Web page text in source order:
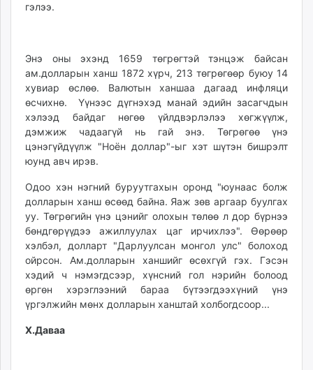
гэлээ.
Энэ оны эхэнд 1659 төгрөгтэй тэнцэж байсан
ам.долларын ханш 1872 хүрч, 213 төгрөгөөр буюу 14
хувиар өслөө. Валютын ханшаа дагаад инфляци
өсчихнө. Үүнээс дүгнэхэд манай эдийн засагчдын
хэлээд байдаг нөгөө үйлдвэрлэлээ хөгжүүлж,
дэмжиж чадаагүй нь гай энэ. Төгрөгөө үнэ
цэнэгүйдүүлж "Ноён доллар"-ыг хэт шүтэн бишрэлт
юунд авч ирэв.
Одоо хэн нэгний буруутгахын оронд "юунаас болж
долларын ханш өсөөд байна. Яаж зөв аргаар буулгах
уу. Төгрөгийн үнэ цэнийг олохын төлөө л дор бүрнээ
бөндгөрүүдээ ажиллуулах цаг ирчихлээ". Өөрөөр
хэлбэл, долларт "Дарлуулсан монгол улс" болоход
ойрсон. Ам.долларын ханшийг өсөхгүй гэх. Гэсэн
хэдий ч нэмэгдсээр, хүнсний гол нэрийн болоод
өргөн хэрэглээний бараа бүтээгдээхүний үнэ
үргэлжийн мөнх долларын ханштай холбогдсоор...
Х.Даваа